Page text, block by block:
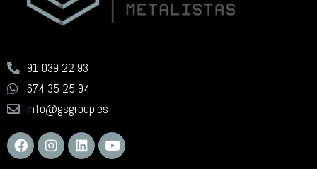
91 039 22 93
674 35 25 94
info@gsgroup.es